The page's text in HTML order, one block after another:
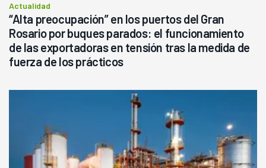
Actualidad
“Alta preocupación” en los puertos del Gran
Rosario por buques parados: el funcionamiento
de las exportadoras en tensión tras la medida de
fuerza de los prácticos